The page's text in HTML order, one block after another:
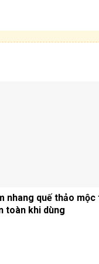
nhang quế thảo mộc
toàn khi dùng